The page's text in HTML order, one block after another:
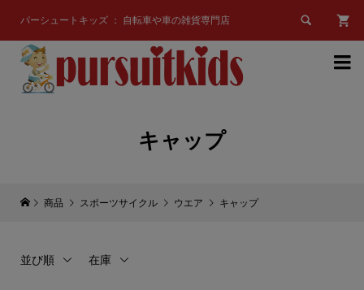
パーシュートキッズ ： 自転車や車の雑貨専門店 

キャップ
商品 スポーツサイクル ウエア キャップ
並び順 在庫